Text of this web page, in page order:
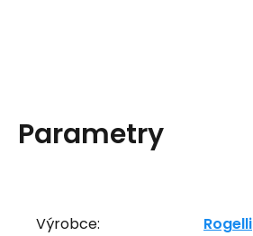
Parametry
Výrobce: Rogelli